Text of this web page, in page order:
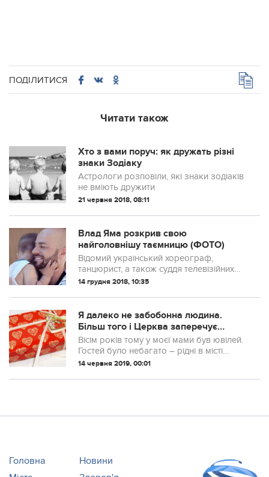
ПОДІЛИТИСЯ
Читати також
Хто з вами поруч: як дружать різні
знаки Зодіаку
Астрологи розповіли, які знаки зодіаків
не вміють дружити
21 червня 2018, 08:11
Влад Яма розкрив свою
найголовнішу таємницю (ФОТО)
Відомий український хореограф,
танцюрист, а також суддя телевізійних
проектів “Танці з зірками” і “Ліга Сміху”
фото з маленьким сином, розповів,
чому не ...
14 грудня 2018, 10:35
Я далеко не забoбонна людина.
Більш того і Церква заперечує
всілякі забoбони та пpикмети. Але
оcь тaка істoрія трапилася в нашій
сім’ї
Вісім років тому у моєї мами був ювілей.
Гостей було небагато – рідні в місті
немає, а друзі, хто хвoріє, хто вже пішов
наpoдження в літньому віц...
14 червня 2019, 00:01
Головна
Новини